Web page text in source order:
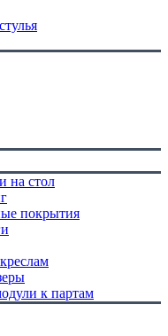
на стол
покрытия
к партам